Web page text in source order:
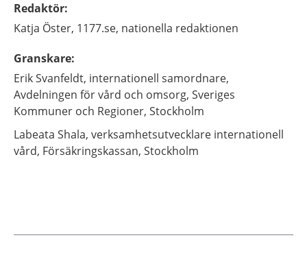
Redaktör:
Katja Öster, 1177.se, nationella redaktionen
Granskare:
ErikSvanfeldt, internationell samordnare,
Avdelningen för vård och omsorg, Sveriges
Kommuner och Regioner, Stockholm
Labeata Shala, verksamhetsutvecklare internationell
vård, Försäkringskassan, Stockholm